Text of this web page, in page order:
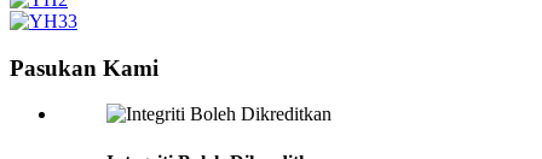
Pasukan Kami